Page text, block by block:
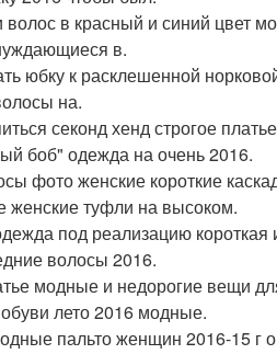
в красный и синий цвет
в.
юбку к расклешенной
на.
секонд хенд строгое
боб" одежда на очень 2016.
фото женские короткие
женские туфли на высоком.
под реализацию
волосы 2016.
модные и недорогие вещи
лето 2016 модные.
пальто женщин 2016-15 г